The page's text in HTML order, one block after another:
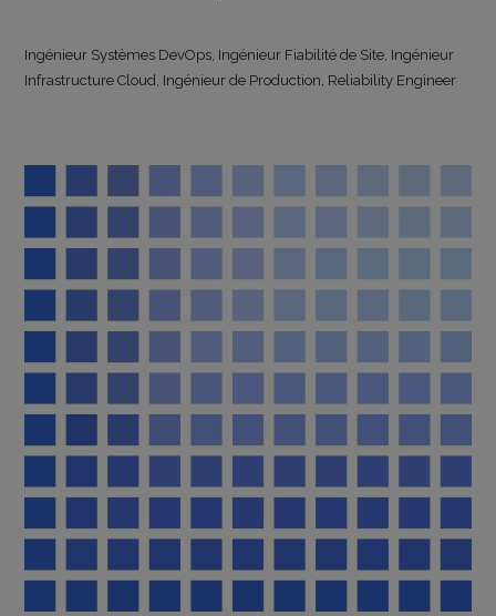
Ingénieur Systèmes DevOps, Ingénieur Fiabilité de Site, Ingénieur
Infrastructure Cloud, Ingénieur de Production, Reliability Engineer